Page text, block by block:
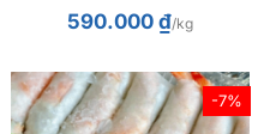
590.000 ₫/kg
-7%